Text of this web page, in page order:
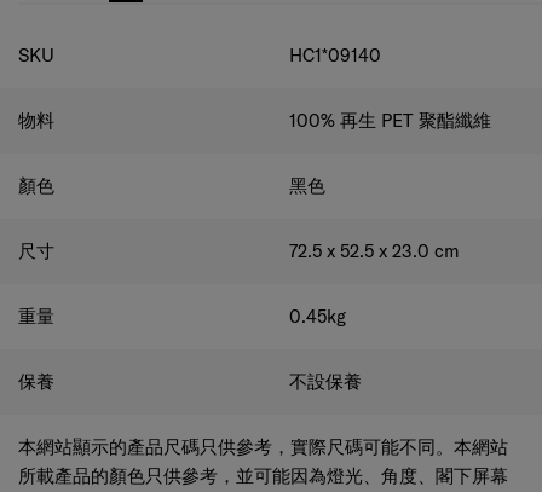
規格
SKU HC1*09140
物料 100% 再生 PET 聚酯纖維
顏色 黑色
尺寸 72.5 x 52.5 x 23.0 cm
重量 0.45kg
保養 不設保養
本網站顯示的產品尺碼只供參考，實際尺碼可能不同。本網站
所載產品的顏色只供參考，並可能因為燈光、角度、閣下屏幕